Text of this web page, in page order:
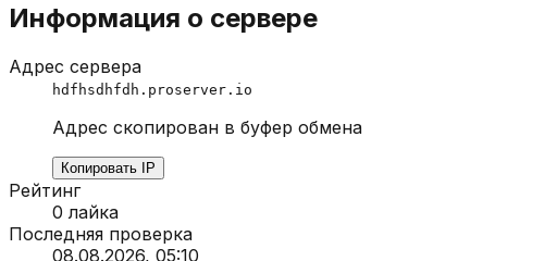
Информация о сервере
Адрес сервера
hdfhsdhfdh.proserver.io
Адрес скопирован в буфер обмена
Копировать IP
Рейтинг
0 лайка
Последняя проверка
08.08.2026, 05:10